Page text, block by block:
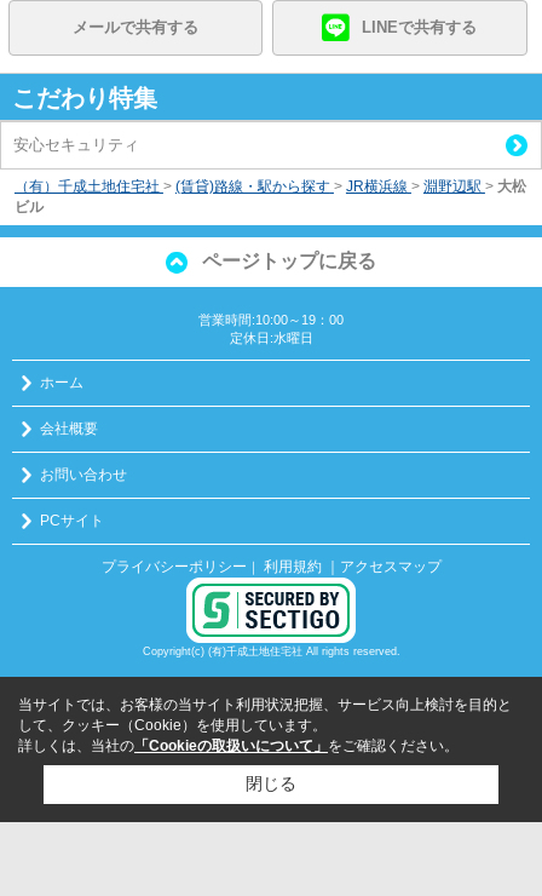
メールで共有する LINEで共有する
こだわり特集
安心セキュリティ
（有）千成土地住宅社 > (賃貸)路線・駅から探す > JR横浜線 > 淵野辺駅 > 大松
ビル
ページトップに戻る
営業時間:10:00～19：00
定休日:水曜日
ホーム
会社概要
お問い合わせ
PCサイト
プライバシーポリシー 利用規約 ｜アクセスマップ
Copyright(c) (有)千成土地住宅社 All rights reserved.
当サイトでは、お客様の当サイト利用状況把握、サービス向上検討を目的と
して、クッキー（Cookie）を使用しています。
詳しくは、当社の 「Cookieの取扱いについて」 をご確認ください。
閉じる